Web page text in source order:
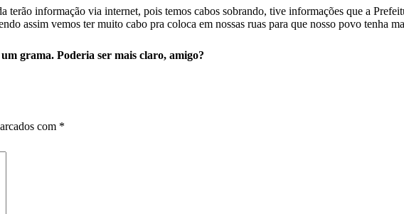
terão informação via internet, pois temos cabos sobrando, tive informações que a
assim vemos ter muito cabo pra coloca em nossas ruas para que nosso povo tenha
grama. Poderia ser mais claro, amigo?
com *